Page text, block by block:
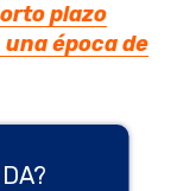
plazo
época de